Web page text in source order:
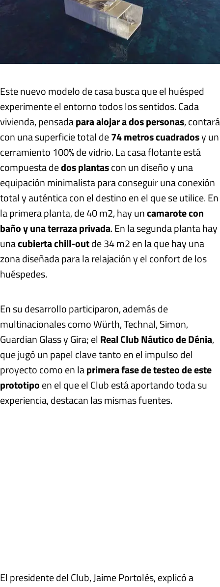
Este nuevo modelo de casa busca que el huésped
experimente el entorno todos los sentidos. Cada
vivienda, pensadapara alojar a dos personas, contará
con una superficie total de74 metros cuadradosy un
cerramiento 100% de vidrio. La casa flotante está
compuesta dedos plantascon un diseño y una
equipación minimalista para conseguir una conexión
total y auténtica con el destino en el que se utilice. En
la primera planta, de 40 m2, hay uncamarote con
baño y una terraza privada. En la segunda planta hay
unacubierta chill-outde 34 m2 en la que hay una
zona diseñada para la relajación y el confort de los
huéspedes.
En su desarrollo participaron, además de
multinacionales como Würth, Technal, Simon,
Guardian Glass y Gira; el Real Club Náutico de Dénia,
que jugó un papel clave tanto en el impulso del
proyecto como en laprimera fase de testeo de este
prototipoen el que el Club está aportando toda su
experiencia, destacan las mismas fuentes.
El presidente del Club, Jaime Portolés, explicó a